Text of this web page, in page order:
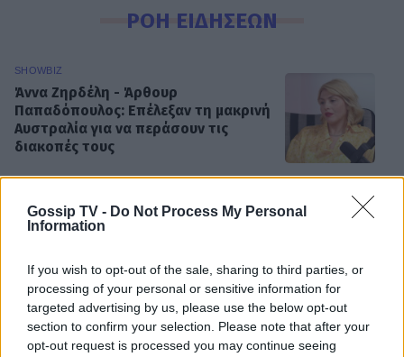
Gossip TV - Do Not Process My Personal
Information
If you wish to opt-out of the sale, sharing to third parties, or
processing of your personal or sensitive information for
targeted advertising by us, please use the below opt-out
section to confirm your selection. Please note that after your
opt-out request is processed you may continue seeing
ΡΟΗ ΕΙΔΗΣΕΩΝ
SHOWBIZ
Άννα Ζηρδέλη - Άρθουρ
Παπαδόπουλος: Eπέλεξαν τη μακρινή
Αυστραλία για να περάσουν τις
διακοπές τους
SHOWBIZ
Στέφανος Κωνσταντινίδης: Έκανε
παιδιά του